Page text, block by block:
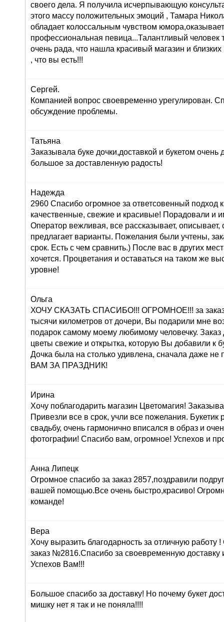
своего дела. Я получила исчерпывающую
этого массу положительных эмоций , Тамара
обладает колоссальным чувством
профессиональная певица...Талантливый человек
очень рада, что нашла красивый магазин и
, что вы есть!!!
Сергей.
Компанией вопрос своевременно урегулирован.
обсуждение проблемы.
Татьяна
Заказывала буке дочки,доставкой и букетом
большое за доставленную радость!
Надежда
2960 Спасибо огромное за ответсовенный подход
качественные, свежие и красивые! Порадовали и
Оператор вежливая, все рассказывает, описывает,
предлагает варианты. Пожелания были учтены,
срок. Есть с чем сравнить.) После вас в других
хочется. Процветания и оставаться на таком же
уровне!
Ольга
ХОЧУ СКАЗАТЬ СПАСИБО!!! ОГРОМНОЕ!!! за заказ
тысячи километров от дочери, Вы подарили мне
подарок самому моему любимому человечку.
цветы свежие и открытка, которую Вы добавили к
Дочка была на столько удивлена, сначала даже
ВАМ ЗА ПРАЗДНИК!
Ирина
Хочу поблагодарить магазин Цветомагия!
Привезли все в срок, учли все пожелания. Букетик
свадьбу, очень гармонично вписался в образ и
фотографии! Спасибо вам, огромное! Успехов и
Анна Липецк
Огромное спасибо за заказ 2857,поздравили
вашей помощью.Все очень быстро,красиво!
команде!
Вера
Хочу выразить благодарность за отличную
заказ №2816.Спасибо за своевременную
Успехов Вам!!!
Большое спасибо за доставку! Но почему букет
мишку нет я так и не поняла!!!!